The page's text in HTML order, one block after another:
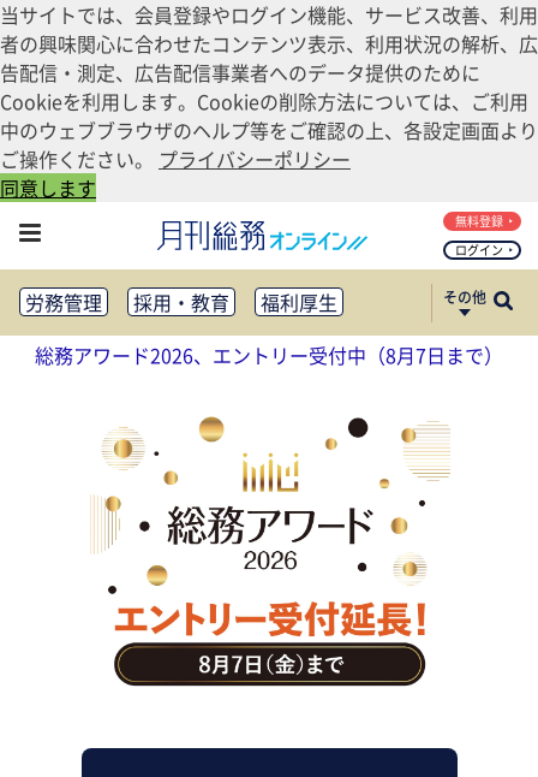
当サイトでは、会員登録やログイン機能、サービス改善、利用
者の興味関心に合わせたコンテンツ表示、利用状況の解析、広
告配信・測定、広告配信事業者へのデータ提供のために
Cookieを利用します。Cookieの削除方法については、ご利用
中のウェブブラウザのヘルプ等をご確認の上、各設定画面より
ご操作ください。 プライバシーポリシー
同意します
ログイン
無料登録
労務管理 採用・教育
福利厚生
健康経営
働き方改革
法務・コンプライアンス
リスクマネジメント・BCP
社外・社内広報
社外・社内コミュニケーション活性化
FM・オフィス移転
CSR・SDGs
テクノロジー活用・DX
助成金・補助金・コスト削減
アウトソーシング・BPO
調査・レポート
その他
総務アワード2026、エントリー受付中（8月7日まで）